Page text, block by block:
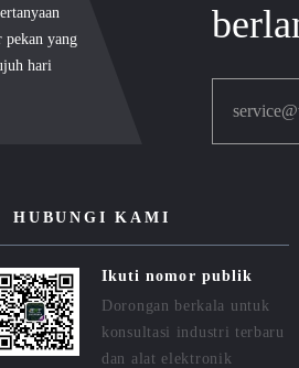
pekan yang
hari
HUBUNGI KAMI
Ikuti nomor publik
Dorongan berkala untuk
konsultasi industri terbaru
dan alat elektronik